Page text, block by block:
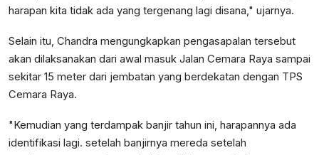
harapan kita tidak ada yang tergenang lagi disana," ujarnya.
Selain itu, Chandra mengungkapkan pengasapalan tersebut
akan dilaksanakan dari awal masuk Jalan Cemara Raya sampai
sekitar 15 meter dari jembatan yang berdekatan dengan TPS
Cemara Raya.
"Kemudian yang terdampak banjir tahun ini, harapannya ada
identifikasi lagi. setelah banjirnya mereda setelah